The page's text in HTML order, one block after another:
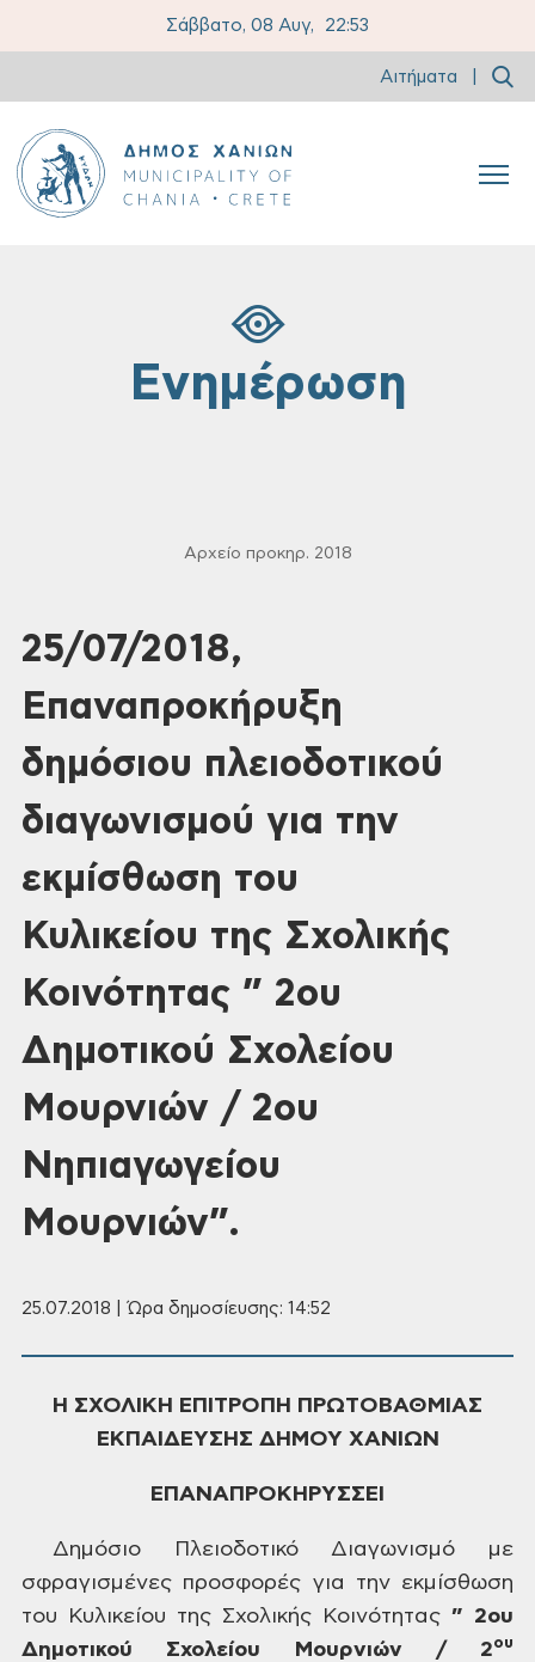
Σάββατο, 08 Αυγ, 22:53
Αιτήματα
Ενημέρωση
Αρχείο προκηρ. 2018
25/07/2018,
Επαναπροκήρυξη
δημόσιου πλειοδοτικού
διαγωνισμού για την
εκμίσθωση του
Κυλικείου της Σχολικής
Κοινότητας ” 2ου
Δημοτικού Σχολείου
Μουρνιών / 2ου
Νηπιαγωγείου
Μουρνιών”.
25.07.2018 | Ώρα δημοσίευσης: 14:52
Η ΣΧΟΛΙΚΗ ΕΠΙΤΡΟΠΗ ΠΡΩΤΟΒΑΘΜΙΑΣ
ΕΚΠΑΙΔΕΥΣΗΣ ΔΗΜΟΥ ΧΑΝΙΩΝ
ΕΠΑΝΑΠΡΟΚΗΡΥΣΣΕΙ
ΔημόσιοΠλειοδοτικό Διαγωνισμό με
σφραγισμένες προσφορές για την εκμίσθωση
του Κυλικείου της Σχολικής Κοινότητας ” 2ου
Δημοτικού Σχολείου Μουρνιών / 2ου